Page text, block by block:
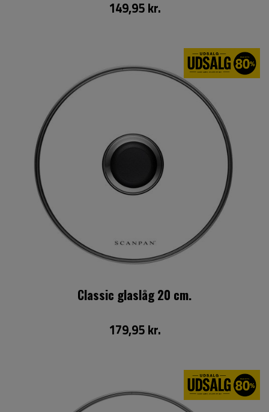
149,95 kr.
Classic glaslåg 20 cm.
179,95 kr.